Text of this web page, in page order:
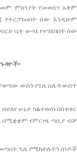
ምክንያት የመወሰን አቅም
ሰው እንዲሁም
ቤት ውሳኔ የተገደበበት ሰው
ውስን የጊዜ ሰሌዳ ውስጥ
ሁኔታ ካልተወሰነ በስተቀር
በሚቋቋም የምርጫ ጣቢያ ብቻ
ጊዜ የሚከተሉትን ሰነዶች